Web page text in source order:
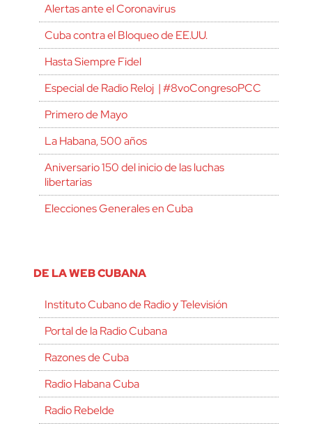
Alertas ante el Coronavirus
Cuba contra el Bloqueo de EE.UU.
Hasta Siempre Fidel
Especial de Radio Reloj | #8voCongresoPCC
Primero de Mayo
La Habana, 500 años
Aniversario 150 del inicio de las luchas
libertarias
Elecciones Generales en Cuba
DE LA WEB CUBANA
Instituto Cubano de Radio y Televisión
Portal de la Radio Cubana
Razones de Cuba
Radio Habana Cuba
Radio Rebelde